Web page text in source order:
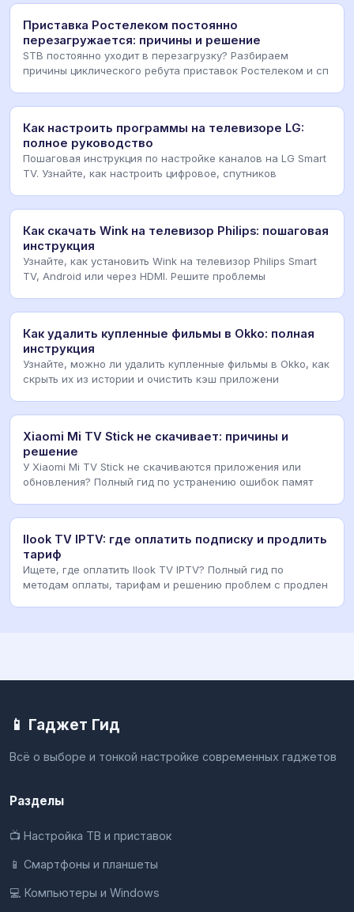
Приставка Ростелеком постоянно
перезагружается: причины и решение
STB постоянно уходит в перезагрузку? Разбираем
причины циклического ребута приставок Ростелеком и сп
Как настроить программы на телевизоре LG:
полное руководство
Пошаговая инструкция по настройке каналов на LG Smart
TV. Узнайте, как настроить цифровое, спутников
Как скачать Wink на телевизор Philips: пошаговая
инструкция
Узнайте, как установить Wink на телевизор Philips Smart
TV, Android или через HDMI. Решите проблемы
Как удалить купленные фильмы в Okko: полная
инструкция
Узнайте, можно ли удалить купленные фильмы в Okko, как
скрыть их из истории и очистить кэш приложени
Xiaomi Mi TV Stick не скачивает: причины и
решение
У Xiaomi Mi TV Stick не скачиваются приложения или
обновления? Полный гид по устранению ошибок памят
Ilook TV IPTV: где оплатить подписку и продлить
тариф
Ищете, где оплатить Ilook TV IPTV? Полный гид по
методам оплаты, тарифам и решению проблем с продлен
📱 Гаджет Гид
Всё о выборе и тонкой настройке современных гаджетов
Разделы
📺 Настройка ТВ и приставок
📱 Смартфоны и планшеты
💻 Компьютеры и Windows